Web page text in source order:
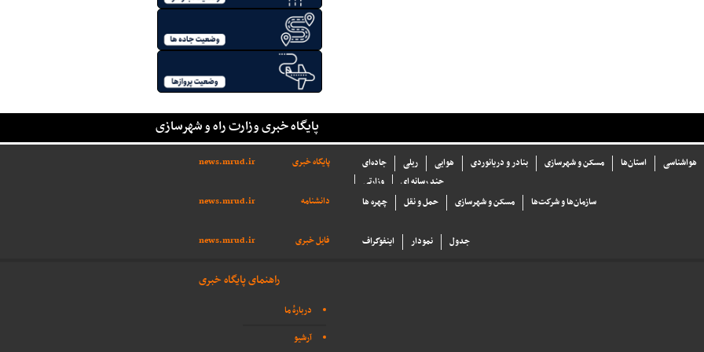
پایگاه خبری وزارت راه و شهرسازی
پایگاه خبری news.mrud.ir جاده‌ای ریلی هوایی بنادر و دریانوردی مسکن و شهرسازی استان‌ها
هواشناسی
وزارتی
چند رسانه ای
دانشنامه
news.mrud.ir چهره ها حمل و نقل مسکن و شهرسازی سازما‌ن‌ها و شركت‌ها
فایل خبری news.mrud.ir اینفوگراف نمودار جدول
راهنمای پایگاه خبری
دربارهٔ ما
آرشیو